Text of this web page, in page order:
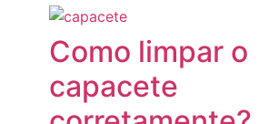
Como limpar o
capacete